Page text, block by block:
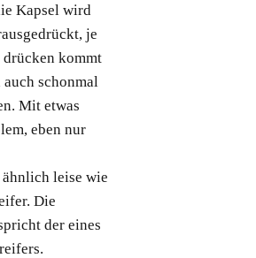
Kapsel wird
je
drücken kommt
schonmal
Mit etwas
eben nur
leise wie
Die
der eines